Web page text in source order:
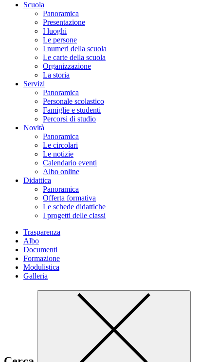
Scuola
Panoramica
Presentazione
I luoghi
Le persone
I numeri della scuola
Le carte della scuola
Organizzazione
La storia
Servizi
Panoramica
Personale scolastico
Famiglie e studenti
Percorsi di studio
Novità
Panoramica
Le circolari
Le notizie
Calendario eventi
Albo online
Didattica
Panoramica
Offerta formativa
Le schede didattiche
I progetti delle classi
Trasparenza
Albo
Documenti
Formazione
Modulistica
Galleria